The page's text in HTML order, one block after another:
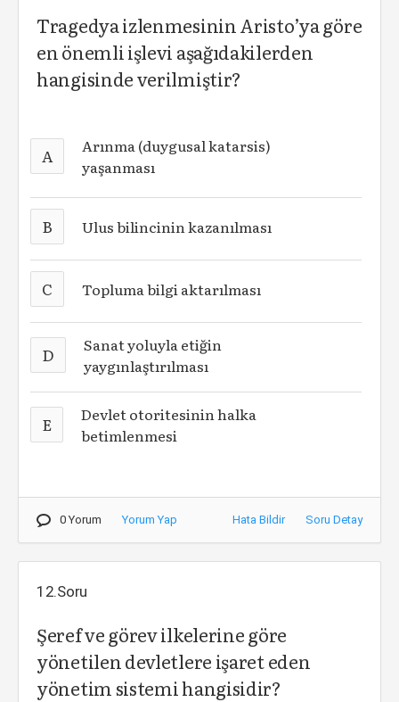
Tragedya izlenmesinin Aristo’ya göre
en önemli işlevi aşağıdakilerden
hangisinde verilmiştir?
A
Arınma (duygusal katarsis)
yaşanması
B Ulus bilincinin kazanılması
C Topluma bilgi aktarılması
D
Sanat yoluyla etiğin
yaygınlaştırılması
E
Devlet otoritesinin halka
betimlenmesi
0 Yorum Yorum Yap Hata Bildir Soru Detay
12.Soru
Şeref ve görev ilkelerine göre
yönetilen devletlere işaret eden
yönetim sistemi hangisidir?